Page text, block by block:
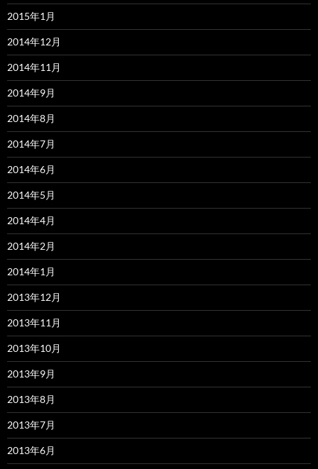
2015年1月
2014年12月
2014年11月
2014年9月
2014年8月
2014年7月
2014年6月
2014年5月
2014年4月
2014年2月
2014年1月
2013年12月
2013年11月
2013年10月
2013年9月
2013年8月
2013年7月
2013年6月